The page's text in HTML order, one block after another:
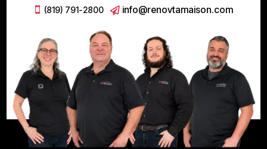
(819) 791-2800 info@renovtamaison.com